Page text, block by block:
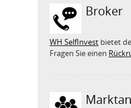
Broker
WH SelfInvest bietet
Fragen Sie einen